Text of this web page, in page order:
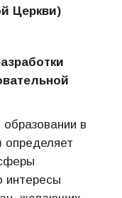
Церкви)
в
определяет
интересы